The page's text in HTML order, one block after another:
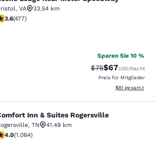
, VA
33.54 km
Sterne-Bewertung. Gut. 477 Bewertungen
3.6(477)
Sparen Sie 10 %
$75Vergünstigter
$67USD/Nacht
Preis für Mitglieder
Geschätzte
$81 gesamt
& Suites Rogersville
Inn & Suites Rogersville
, TN
41.49 km
Sterne-Bewertung. Gut. 1064 Bewertungen
4.0(1.064)